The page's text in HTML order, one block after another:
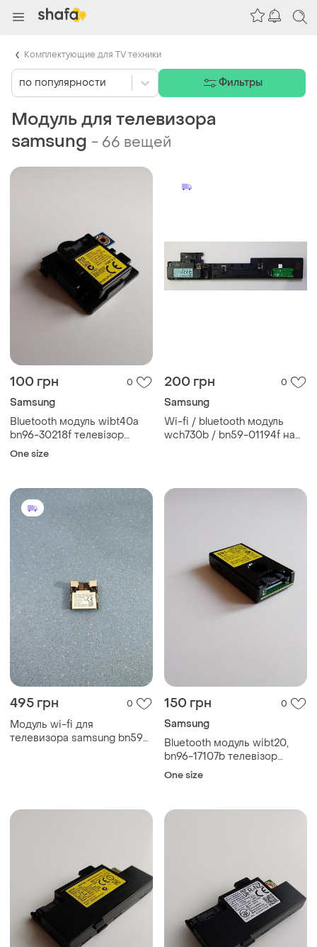
Модуль для телевизора
samsung - 66 вещей
100 грн 0
Samsung
Bluetooth модуль wibt40a
bn96-30218f телевізор
samsung ue32j5500
One size
200 грн 0
Samsung
Wi-fi / bluetooth модуль
wch730b / bn59-01194f на
495 грн 0
Модуль wi-fi для
телевизора samsung bn59-
150 грн 0
Samsung
Bluetooth модуль wibt20,
bn96-17107b телевізор
samsung ue46d6530w
One size
по популярности Фильтры
Комплектующие для TV техники